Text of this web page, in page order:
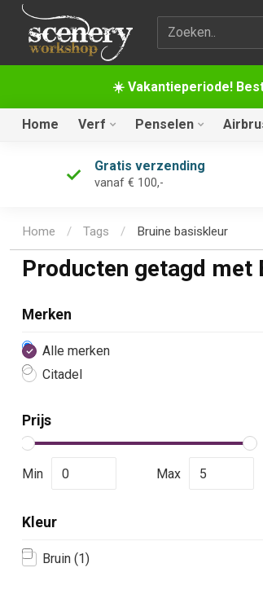
☀️ Vakantieperiode!
Zoekterm
Home Verf Penselen
Gratis verzending
vanaf € 100,-
Home / Tags / Bruine basiskleur
Producten getagd met
Merken
Alle merken
Citadel
Kleur
Bruin (1)
Prijs
Min Max